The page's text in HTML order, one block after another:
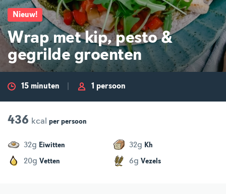
Nieuw!
Wrap met kip, pesto &
gegrilde groenten
15 minuten 1 persoon
436 kcal per persoon
32g Eiwitten 32g Kh
20g Vetten 6g Vezels